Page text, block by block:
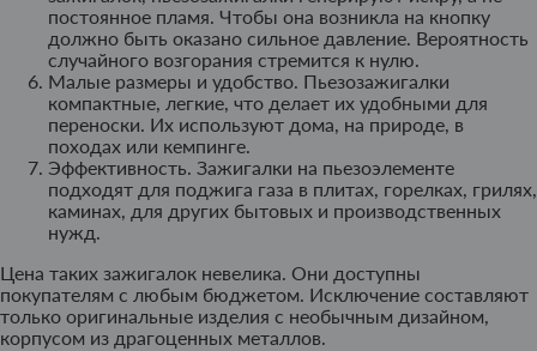
постоянное пламя. Чтобы она возникла на кнопку
должно быть оказано сильное давление. Вероятность
случайного возгорания стремится к нулю.
Малые размеры и удобство. Пьезозажигалки
компактные, легкие, что делает их удобными для
переноски. Их используют дома, на природе, в
походах или кемпинге.
Эффективность. Зажигалки на пьезоэлементе
подходят для поджига газа в плитах, горелках, грилях,
каминах, для других бытовых и производственных
нужд.
Цена таких зажигалок невелика. Они доступны
покупателям с любым бюджетом. Исключение составляют
только оригинальные изделия с необычным дизайном,
корпусом из драгоценных металлов.